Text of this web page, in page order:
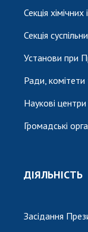
Секція хімічних
Секція
Установи при
Ради, комітети
Наукові
Громадські
ДІЯЛЬНІСТЬ
Засідання